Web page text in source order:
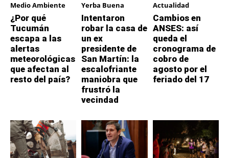
Medio Ambiente
¿Por qué
Tucumán
escapa a las
alertas
meteorológicas
que afectan al
resto del país?
Yerba Buena
Intentaron
robar la casa de
un ex
presidente de
San Martín: la
escalofriante
maniobra que
frustró la
vecindad
Actualidad
Cambios en
ANSES: así
queda el
cronograma de
cobro de
agosto por el
feriado del 17